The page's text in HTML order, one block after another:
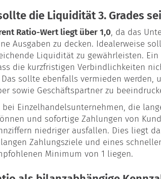
die Liquidität 3. Grades
Ratio-Wert liegt über 1,0, da das
Ausgaben zu decken. Idealerweise
Liquidität zu gewährleisten.
die kurzfristigen Verbindlichkeiten
sollte ebenfalls vermieden
sowie Geschäftspartner zu
bei Einzelhandelsunternehmen, die
und sofortige Zahlungen von
niedriger ausfallen. Dies liegt
Zahlungsziele und eines
Minimum von 1 liegen.